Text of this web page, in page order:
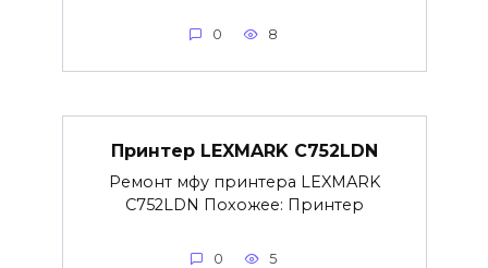
0 8
Принтер LEXMARK C752LDN
Ремонт мфу принтера LEXMARK
C752LDN Похожее: Принтер
0 5